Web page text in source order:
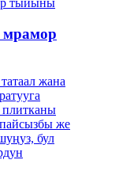
жана
же
бул